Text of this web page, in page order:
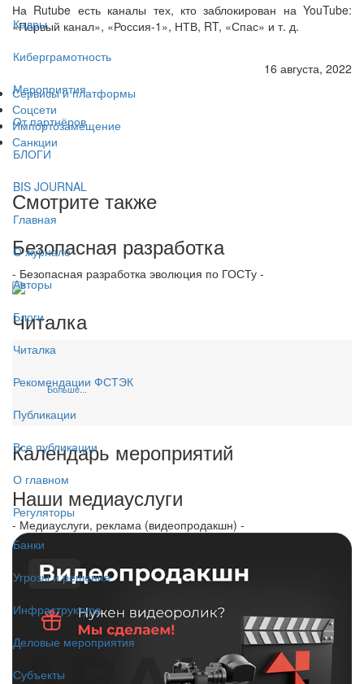
Кадры
Киберграмотность
Мероприятия
От партнёров
БЛОГИ
BIS JOURNAL
Главная
О журнале
Авторы
Блоги
Читалка
Рекомендации ФСТЭК
Публикации
Все публикации
О главном
Регуляторы
Банки
Угрозы и решения
Инфраструктура
Деловые мероприятия
Субъекты
На Rutube есть каналы тех, кто заблокирован на YouTube:
«Первый канал», «Россия-1», НТВ, RT, «Спас» и т. д.
16 августа, 2022
Сервисы и платформы
Соцсети
Импортозамещение
Санкции
Смотрите также
Безопасная разработка
- Безопасная разработка эволюция по ГОСТу -
Читалка
Больше...
Календарь мероприятий
Наши медиауслуги
- Медиауслуги, реклама (видеопродакшн) -